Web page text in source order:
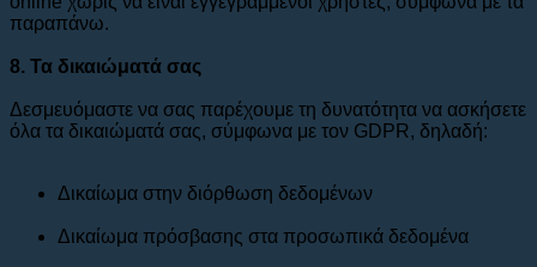
παραπάνω.
8. Τα δικαιώματά σας
Δεσμευόμαστε να σας παρέχουμε τη δυνατότητα να ασκήσετε
όλα τα δικαιώματά σας, σύμφωνα με τον GDPR, δηλαδή:
Δικαίωμα στην διόρθωση δεδομένων
Δικαίωμα πρόσβασης στα προσωπικά δεδομένα